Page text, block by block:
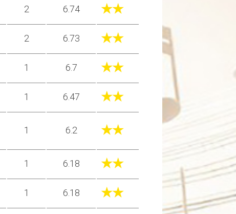
2 6.74 ★★
2 6.73 ★★
1 6.7 ★★
1 6.47 ★★
1 6.2 ★★
1 6.18 ★★
1 6.18 ★★